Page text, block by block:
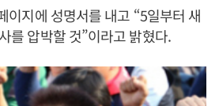
이지에 성명서를 내고 “5일부터 새
를 압박할 것”이라고 밝혔다.